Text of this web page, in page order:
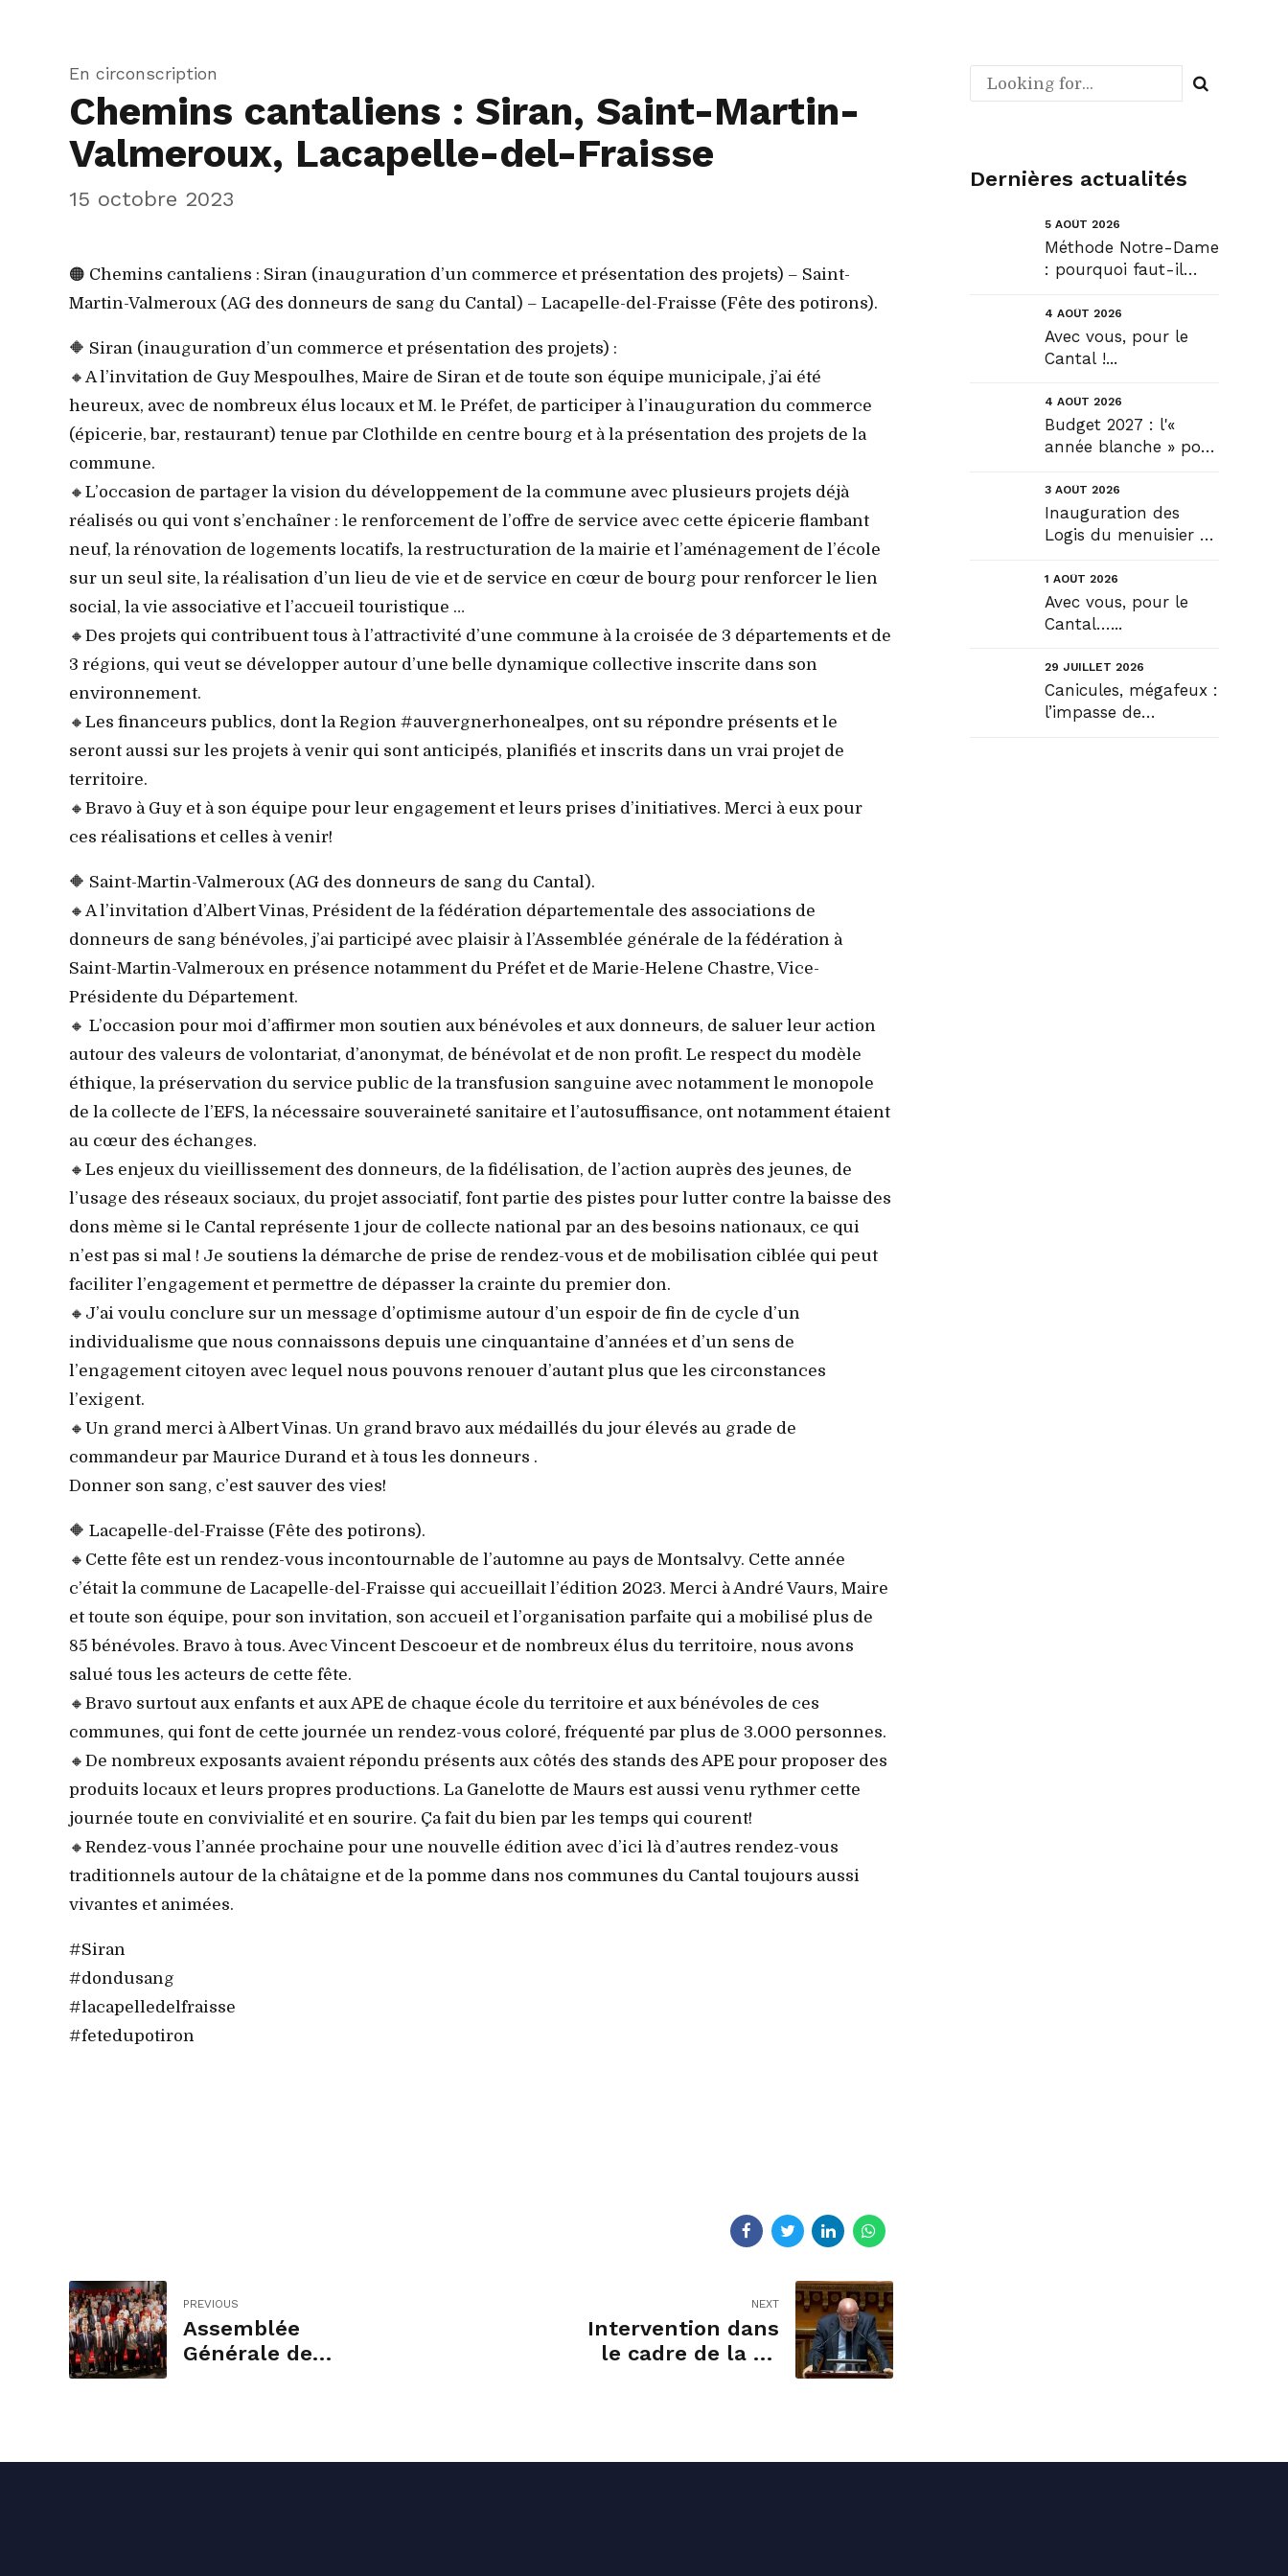
En circonscription
Chemins cantaliens : Siran, Saint-Martin-
Valmeroux, Lacapelle-del-Fraisse
15 octobre 2023
🟠 Chemins cantaliens : Siran (inauguration d’un commerce et présentation des projets) – Saint-
Martin-Valmeroux (AG des donneurs de sang du Cantal) – Lacapelle-del-Fraisse (Fête des potirons).
🔶 Siran (inauguration d’un commerce et présentation des projets) :
🔸A l’invitation de Guy Mespoulhes, Maire de Siran et de toute son équipe municipale, j’ai été
heureux, avec de nombreux élus locaux et M. le Préfet, de participer à l’inauguration du commerce
(épicerie, bar, restaurant) tenue par Clothilde en centre bourg et à la présentation des projets de la
commune.
🔸L’occasion de partager la vision du développement de la commune avec plusieurs projets déjà
réalisés ou qui vont s’enchaîner : le renforcement de l’offre de service avec cette épicerie flambant
neuf, la rénovation de logements locatifs, la restructuration de la mairie et l’aménagement de l’école
sur un seul site, la réalisation d’un lieu de vie et de service en cœur de bourg pour renforcer le lien
social, la vie associative et l’accueil touristique …
🔸Des projets qui contribuent tous à l’attractivité d’une commune à la croisée de 3 départements et de
3 régions, qui veut se développer autour d’une belle dynamique collective inscrite dans son
environnement.
🔸Les financeurs publics, dont la Region #auvergnerhonealpes, ont su répondre présents et le
seront aussi sur les projets à venir qui sont anticipés, planifiés et inscrits dans un vrai projet de
territoire.
🔸Bravo à Guy et à son équipe pour leur engagement et leurs prises d’initiatives. Merci à eux pour
ces réalisations et celles à venir!
🔶 Saint-Martin-Valmeroux (AG des donneurs de sang du Cantal).
🔸A l’invitation d’Albert Vinas, Président de la fédération départementale des associations de
donneurs de sang bénévoles, j’ai participé avec plaisir à l’Assemblée générale de la fédération à
Saint-Martin-Valmeroux en présence notamment du Préfet et de Marie-Helene Chastre, Vice-
Présidente du Département.
🔸 L’occasion pour moi d’affirmer mon soutien aux bénévoles et aux donneurs, de saluer leur action
autour des valeurs de volontariat, d’anonymat, de bénévolat et de non profit. Le respect du modèle
éthique, la préservation du service public de la transfusion sanguine avec notamment le monopole
de la collecte de l’EFS, la nécessaire souveraineté sanitaire et l’autosuffisance, ont notamment étaient
au cœur des échanges.
🔸Les enjeux du vieillissement des donneurs, de la fidélisation, de l’action auprès des jeunes, de
l’usage des réseaux sociaux, du projet associatif, font partie des pistes pour lutter contre la baisse des
dons mème si le Cantal représente 1 jour de collecte national par an des besoins nationaux, ce qui
n’est pas si mal ! Je soutiens la démarche de prise de rendez-vous et de mobilisation ciblée qui peut
faciliter l’engagement et permettre de dépasser la crainte du premier don.
🔸J’ai voulu conclure sur un message d’optimisme autour d’un espoir de fin de cycle d’un
individualisme que nous connaissons depuis une cinquantaine d’années et d’un sens de
l’engagement citoyen avec lequel nous pouvons renouer d’autant plus que les circonstances
l’exigent.
🔸Un grand merci à Albert Vinas. Un grand bravo aux médaillés du jour élevés au grade de
commandeur par Maurice Durand et à tous les donneurs .
Donner son sang, c’est sauver des vies!
🔶 Lacapelle-del-Fraisse (Fête des potirons).
🔸Cette fête est un rendez-vous incontournable de l’automne au pays de Montsalvy. Cette année
c’était la commune de Lacapelle-del-Fraisse qui accueillait l’édition 2023. Merci à André Vaurs, Maire
et toute son équipe, pour son invitation, son accueil et l’organisation parfaite qui a mobilisé plus de
85 bénévoles. Bravo à tous. Avec Vincent Descoeur et de nombreux élus du territoire, nous avons
salué tous les acteurs de cette fête.
🔸Bravo surtout aux enfants et aux APE de chaque école du territoire et aux bénévoles de ces
communes, qui font de cette journée un rendez-vous coloré, fréquenté par plus de 3.000 personnes.
🔸De nombreux exposants avaient répondu présents aux côtés des stands des APE pour proposer des
produits locaux et leurs propres productions. La Ganelotte de Maurs est aussi venu rythmer cette
journée toute en convivialité et en sourire. Ça fait du bien par les temps qui courent!
🔸Rendez-vous l’année prochaine pour une nouvelle édition avec d’ici là d’autres rendez-vous
traditionnels autour de la châtaigne et de la pomme dans nos communes du Cantal toujours aussi
vivantes et animées.
#Siran
#dondusang
#lacapelledelfraisse
#fetedupotiron
PREVIOUS
Assemblée
Générale de
NEXT
Intervention dans
le cadre de la loi
Dernières actualités
5 AOÛT 2026
Méthode Notre-Dame
: pourquoi faut-il
construire !? Allons
plus loin !...
4 AOÛT 2026
Avec vous, pour le
Cantal !...
4 AOÛT 2026
Budget 2027 : l'«
année blanche » pour
solution....
3 AOÛT 2026
Inauguration des
Logis du menuisier à
1 AOÛT 2026
Avec vous, pour le
Cantal…...
29 JUILLET 2026
Canicules, mégafeux :
l’impasse de